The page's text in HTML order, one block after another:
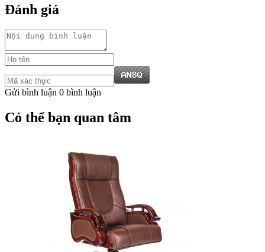
Đánh giá
Gửi bình luận 0 bình luận
Có thể bạn quan tâm